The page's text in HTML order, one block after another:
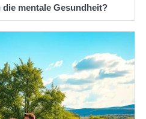
mentale Gesundheit?